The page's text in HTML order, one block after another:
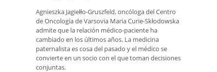
Agnieszka Jagiełło-Gruszfeld, oncóloga del Centro
de Oncología de Varsovia Maria Curie-Skłodowska
admite que la relación médico-paciente ha
cambiado en los últimos años. La medicina
paternalista es cosa del pasado y el médico se
convierte en un socio con el que toman decisiones
conjuntas.